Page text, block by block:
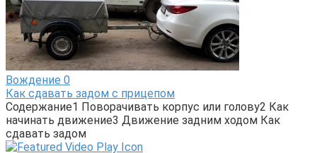
Вождение 0
Как сдавать задом с прицепом
Содержание1 Поворачивать корпус или голову2 Как
начинать движение3 Движение задним ходом Как
сдавать задом